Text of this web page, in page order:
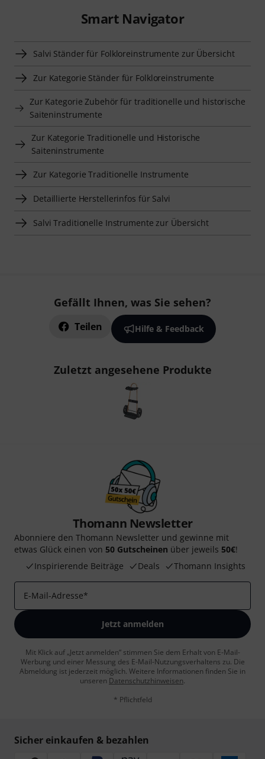
Smart Navigator
Salvi Ständer für Folkloreinstrumente zur Übersicht
Zur Kategorie Ständer für Folkloreinstrumente
Zur Kategorie Zubehör für traditionelle und historische
Saiteninstrumente
Zur Kategorie Traditionelle und Historische
Saiteninstrumente
Zur Kategorie Traditionelle Instrumente
Detaillierte Herstellerinfos für Salvi
Salvi Traditionelle Instrumente zur Übersicht
Gefällt Ihnen, was Sie sehen?
Teilen Hilfe & Feedback
Zuletzt angesehene Produkte
Thomann Newsletter
Abonniere den Thomann Newsletter und gewinne mit
etwas Glück einen von 50 Gutscheinen über jeweils 50€!
Inspirierende Beiträge
Deals Thomann Insights
E-Mail-Adresse*
Jetzt anmelden
Mit Klick auf „Jetzt anmelden“ stimmen Sie dem Erhalt von E-Mail-
Werbung und einer Messung des E-Mail-Nutzungsverhaltens zu. Die
Abmeldung ist jederzeit möglich. Weitere Informationen finden Sie in
unseren Datenschutzhinweisen.
* Pflichtfeld
Sicher einkaufen & bezahlen